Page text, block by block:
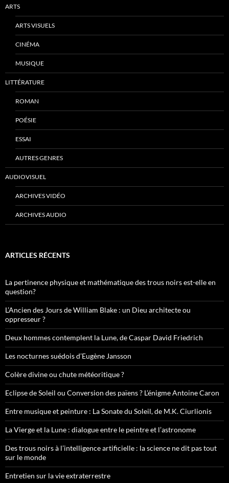
ARTS
ARTS VISUELS
CINÉMA
MUSIQUE
LITTÉRATURE
ROMAN
POÉSIE
ESSAI
AUTRES GENRES
AUDIOVISUEL
ARCHIVES VIDÉO
ARCHIVES AUDIO
ARTICLES RÉCENTS
La pertinence physique et mathématique des trous noirs est-elle en
question?
L’Ancien des Jours de William Blake : un Dieu architecte ou
oppresseur ?
Deux hommes contemplent la Lune, de Caspar David Friedrich
Les nocturnes suédois d’Eugène Jansson
Colère divine ou chute météoritique ?
Eclipse de Soleil ou Conversion des païens ? L’énigme Antoine Caron
Entre musique et peinture : La Sonate du Soleil, de M.K. Ciurlionis
La Vierge et la Lune : dialogue entre le peintre et l’astronome
Des trous noirs à l’intelligence artificielle : la science ne dit pas tout
sur le monde
Entretien sur la vie extraterrestre